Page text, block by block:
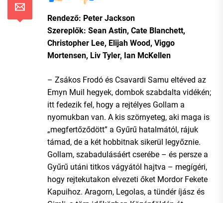
Rendező: Peter Jackson
Szereplők: Sean Astin, Cate Blanchett,
Christopher Lee, Elijah Wood, Viggo
Mortensen, Liv Tyler, Ian McKellen
– Zsákos Frodó és Csavardi Samu eltéved az
Emyn Muil hegyek, dombok szabdalta vidékén;
itt fedezik fel, hogy a rejtélyes Gollam a
nyomukban van. A kis szörnyeteg, aki maga is
„megfertőződött” a Gyűrű hatalmától, rájuk
támad, de a két hobbitnak sikerül legyőznie.
Gollam, szabadulásáért cserébe – és persze a
Gyűrű utáni titkos vágyától hajtva – megígéri,
hogy rejtekutakon elvezeti őket Mordor Fekete
Kapuihoz. Aragorn, Legolas, a tündér íjász és